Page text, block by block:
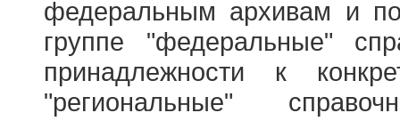
федеральным архивам и
группе "федеральные"
принадлежности к
"региональные"